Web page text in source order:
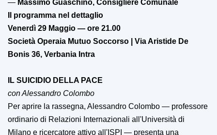
— Massimo Guaschino, Consigliere Comunale
Il programma nel dettaglio
Venerdì 29 Maggio — ore 21.00
Società Operaia Mutuo Soccorso | Via Aristide De
Bonis 36, Verbania Intra
IL SUICIDIO DELLA PACE
con Alessandro Colombo
Per aprire la rassegna, Alessandro Colombo — professore
ordinario di Relazioni Internazionali all'Università di
Milano e ricercatore attivo all'ISPI — presenta una